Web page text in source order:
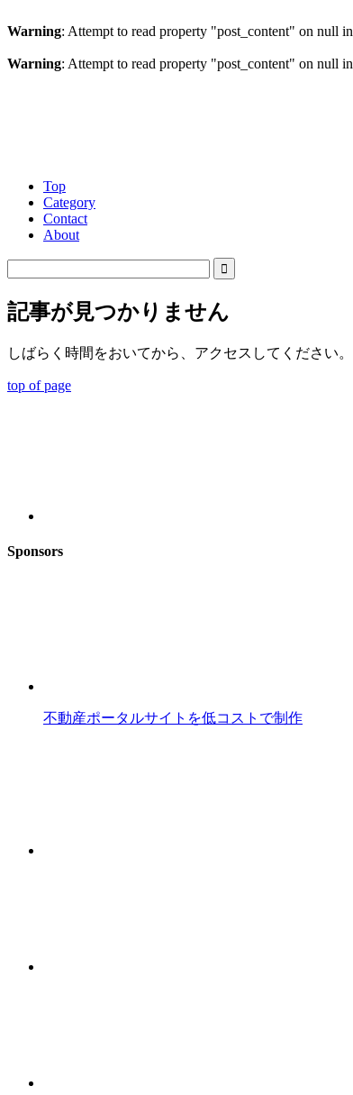
Warning: Attempt to read property "post_content" on null in
Warning: Attempt to read property "post_content" on null in
Top
Category
Contact
About
記事が見つかりません
しばらく時間をおいてから、アクセスしてください。
top of page
Sponsors
不動産ポータルサイトを低コストで制作